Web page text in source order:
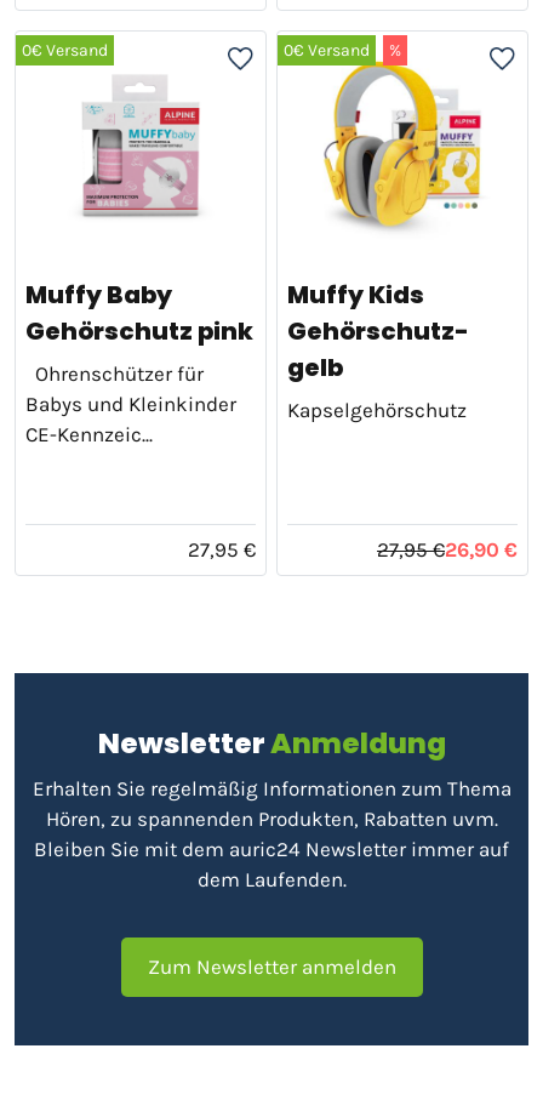
0€ Versand
Muffy Baby
Gehörschutz pink
Ohrenschützer für
Babys und Kleinkinder
CE-Kennzeic...
27,95 €
0€ Versand %
Muffy Kids
Gehörschutz-
gelb
Kapselgehörschutz
27,95 €26,90 €
NewsletterAnmeldung
Erhalten Sie regelmäßig Informationen zum Thema
Hören, zu spannenden Produkten, Rabatten uvm.
Bleiben Sie mit dem auric24 Newsletter immer auf
dem Laufenden.
Zum Newsletter anmelden